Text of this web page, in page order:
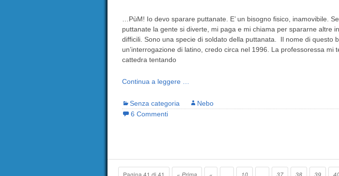
…PùM! Io devo sparare puttanate. E’ un bisogno fisico, inamovibile.
puttanate la gente si diverte, mi paga e mi chiama per spararne altre
difficili. Sono una specie di soldato della puttanata. Il nome di questo
un’interrogazione di latino, credo circa nel 1996. La professoressa mi
cattedra tentando
Continua a leggere …
Senza categoria
Nebo
6 Commenti
Pagina 41 di 41 « Prima « ... 10 ... 37 38 39